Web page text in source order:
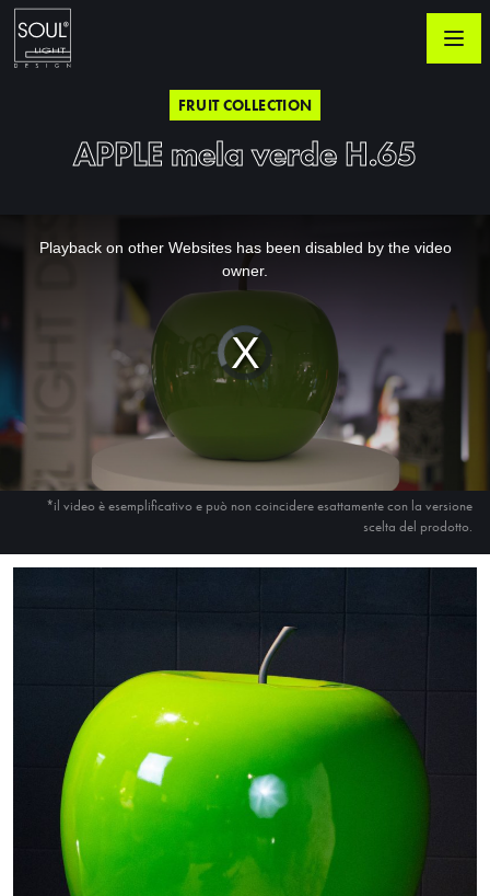
FRUIT COLLECTION
APPLE mela verde H.65
Video
Player
is
loading.
Playback on other Websites has been disabled by the video
owner.
*il video è esemplificativo e può non coincidere esattamente con la versione
scelta del prodotto.